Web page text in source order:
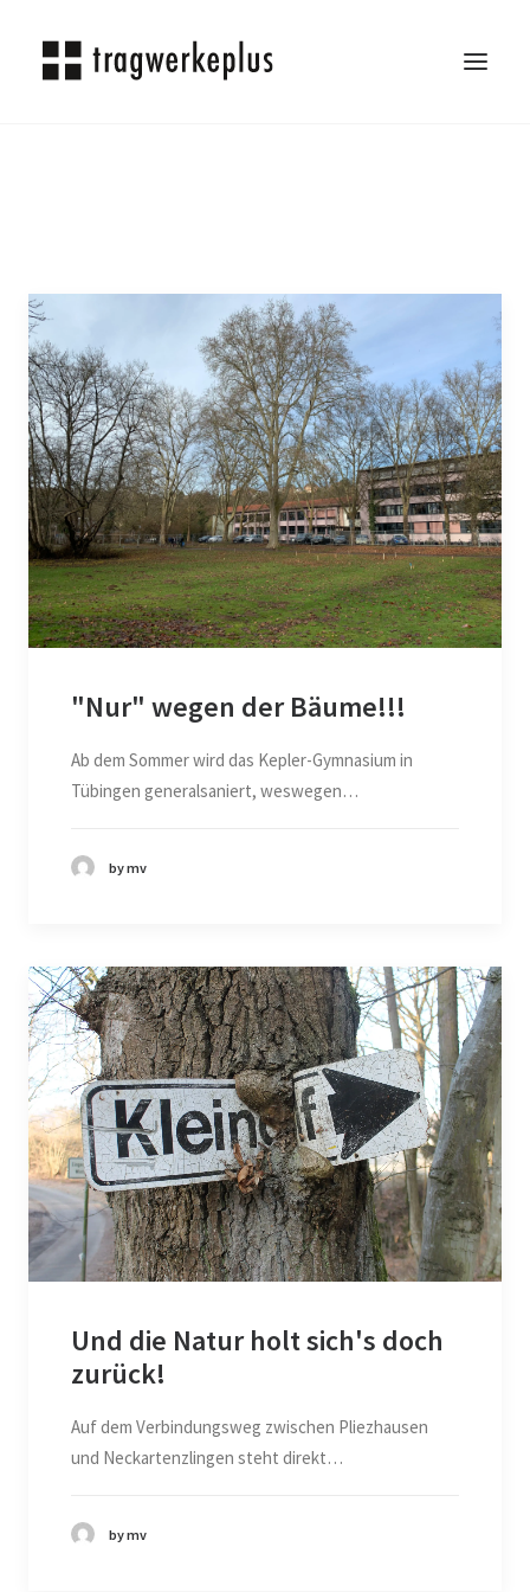
ÜBER UNS
KONTAKT
SEARCH
"Nur" wegen der Bäume!!!
Ab dem Sommer wird das Kepler-Gymnasium in
Tübingen generalsaniert, weswegen…
by mv
Und die Natur holt sich's doch
zurück!
Auf dem Verbindungsweg zwischen Pliezhausen
und Neckartenzlingen steht direkt…
by mv